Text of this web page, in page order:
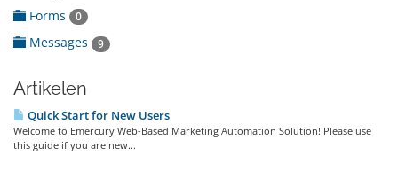
Forms 0
Messages 9
Artikelen
Quick Start for New Users
Welcome to Emercury Web-Based Marketing Automation Solution! Please use
this guide if you are new...